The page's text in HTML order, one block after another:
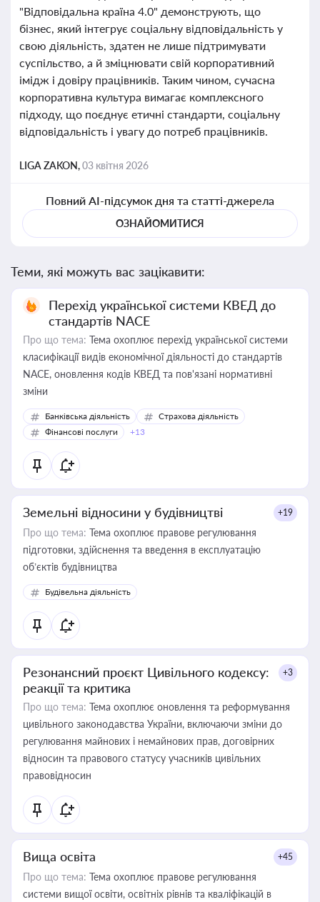
"Відповідальна країна 4.0" демонструють, що
бізнес, який інтегрує соціальну відповідальність у
свою діяльність, здатен не лише підтримувати
суспільство, а й зміцнювати свій корпоративний
імідж і довіру працівників. Таким чином, сучасна
корпоративна культура вимагає комплексного
підходу, що поєднує етичні стандарти, соціальну
відповідальність і увагу до потреб працівників.
LIGA ZAKON,03 квітня 2026
Повний AI-підсумок дня та статті-джерела
ОЗНАЙОМИТИСЯ
Теми, які можуть вас зацікавити:
Перехід української системи КВЕД до
стандартів NACE
Про що тема: Тема охоплює перехід української системи
класифікації видів економічної діяльності до стандартів
NACE, оновлення кодів КВЕД та пов'язані нормативні
зміни
Банківська діяльність
Страхова діяльність
Фінансові послуги
+13
Земельні відносини у будівництві +19
Про що тема: Тема охоплює правове регулювання
підготовки, здійснення та введення в експлуатацію
об’єктів будівництва
Будівельна діяльність
Резонансний проєкт Цивільного кодексу:
реакції та критика
+3
Про що тема: Тема охоплює оновлення та реформування
цивільного законодавства України, включаючи зміни до
регулювання майнових і немайнових прав, договірних
відносин та правового статусу учасників цивільних
правовідносин
Вища освіта +45
Про що тема: Тема охоплює правове регулювання
системи вищої освіти, освітніх рівнів та кваліфікацій в